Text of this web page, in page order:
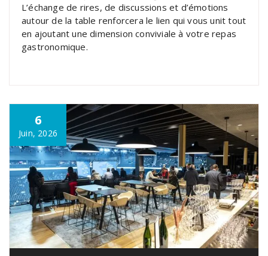
L’échange de rires, de discussions et d’émotions
autour de la table renforcera le lien qui vous unit tout
en ajoutant une dimension conviviale à votre repas
gastronomique.
6
Juin, 2026